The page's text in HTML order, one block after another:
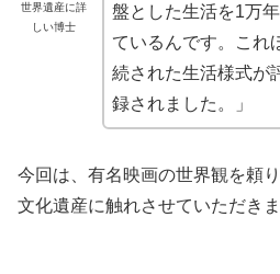
世界遺産に詳
しい博士
盤とした生活を1万
ているんです。これ
続された生活様式が
録されました。」
今回は、有名映画の世界観を頼
文化遺産に触れさせていただきま